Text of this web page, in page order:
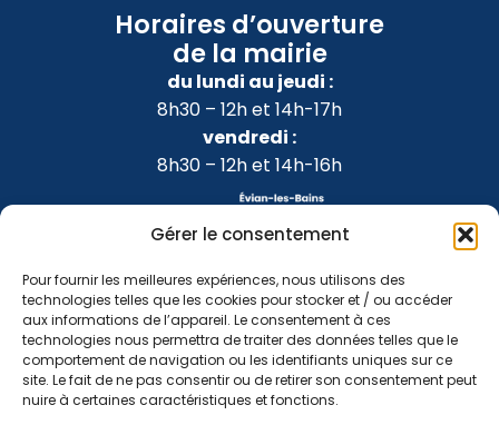
Gérer le consentement
Pour fournir les meilleures expériences, nous utilisons des
technologies telles que les cookies pour stocker et / ou accéder
aux informations de l’appareil. Le consentement à ces
technologies nous permettra de traiter des données telles que le
comportement de navigation ou les identifiants uniques sur ce
site. Le fait de ne pas consentir ou de retirer son consentement peut
nuire à certaines caractéristiques et fonctions.
Horaires d’ouverture
de la mairie
du lundi au jeudi :
8h30 – 12h et 14h-17h
vendredi :
8h30 – 12h et 14h-16h